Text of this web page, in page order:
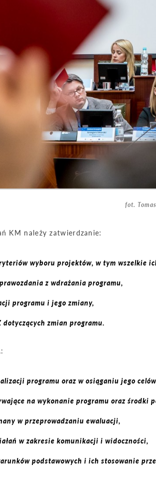
fot.
KM należy zatwierdzanie:
wyboru projektów, w tym wszelkie
z wdrażania programu,
programu i jego zmiany,
zmian programu.
programu oraz w osiąganiu jego
na wykonanie programu oraz środki
w przeprowadzaniu ewaluacji,
w zakresie komunikacji i widoczności,
podstawowych i ich stosowanie